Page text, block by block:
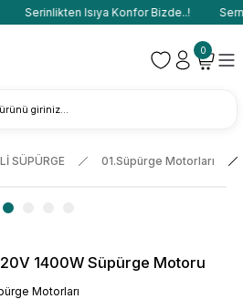
Serinlikten Isıya Konfor Bizde..! Sern
0
SÜPÜRGE 01.Süpürge Motorları
1400W Süpürge Motoru
Motorları